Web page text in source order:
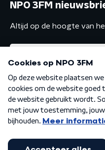
NPO 3FM
Altijd op de hoogte van
Algemene voorwaarden